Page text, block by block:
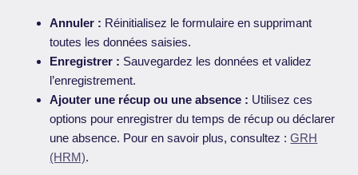
Annuler : Réinitialisez le formulaire en supprimant
toutes les données saisies.
Enregistrer : Sauvegardez les données et validez
l’enregistrement.
Ajouter une récup ou une absence : Utilisez ces
options pour enregistrer du temps de récup ou déclarer
une absence. Pour en savoir plus, consultez :GRH
(HRM).